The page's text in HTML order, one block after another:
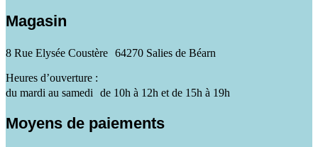
Magasin
8 Rue Elysée Coustère 64270 Salies de Béarn
Heures d’ouverture :
du mardi au samedi de 10h à 12h et de 15h à 19h
Moyens de paiements